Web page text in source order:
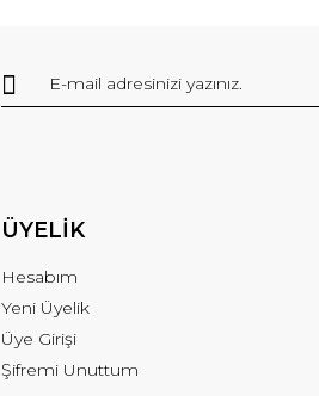
ÜYELİK
Hesabım
Yeni Üyelik
Üye Girişi
Şifremi Unuttum